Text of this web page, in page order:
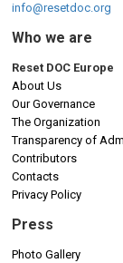
info@resetdoc.org
Who we are
Reset DOC Europe
About Us
Our Governance
The Organization
Transparency of
Contributors
Contacts
Privacy Policy
Press
Photo Gallery